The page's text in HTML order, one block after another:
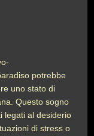
potrebbe
uno stato di
Questo sogno
legati al desiderio
di stress o